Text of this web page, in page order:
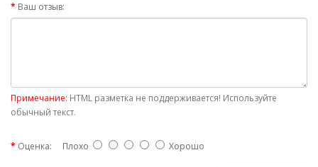
Ваш отзыв:
Примечание: HTML разметка не поддерживается! Используйте
обычный текст.
Оценка: Плохо Хорошо